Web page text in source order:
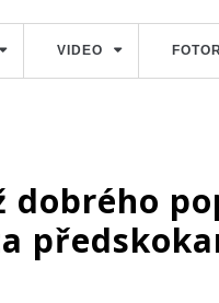
VIDEO
dobrého